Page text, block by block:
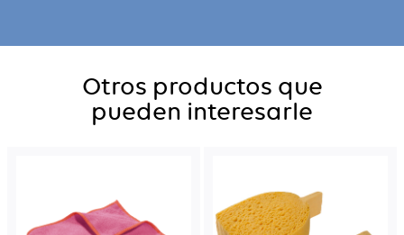
Otros productos que
pueden interesarle